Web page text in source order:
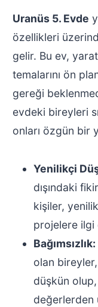
Uranüs 5. Evde
özellikleri
gelir. Bu ev,
temalarını ön
gereği
evdeki bireyleri
onları özgün bir
Yenilikçi
dışındaki
kişiler,
projelere ilgi
Bağımsızlık:
olan bireyler,
düşkün
değerlerden